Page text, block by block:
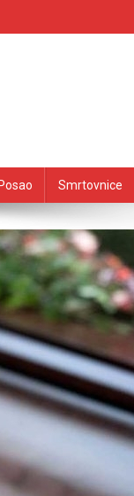
Posao Smrtovnice